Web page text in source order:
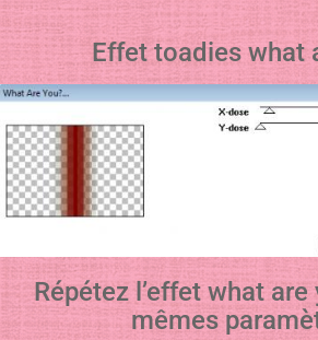
Effet toadies what
Répétez l’effet what
mêmes